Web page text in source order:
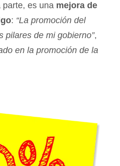
parte, es una mejora de
: “La promoción del
pilares de mi gobierno”,
en la promoción de la